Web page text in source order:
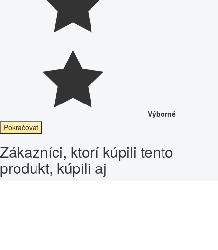
Výborné
Pokračovať
Zákazníci, ktorí kúpili tento
produkt, kúpili aj